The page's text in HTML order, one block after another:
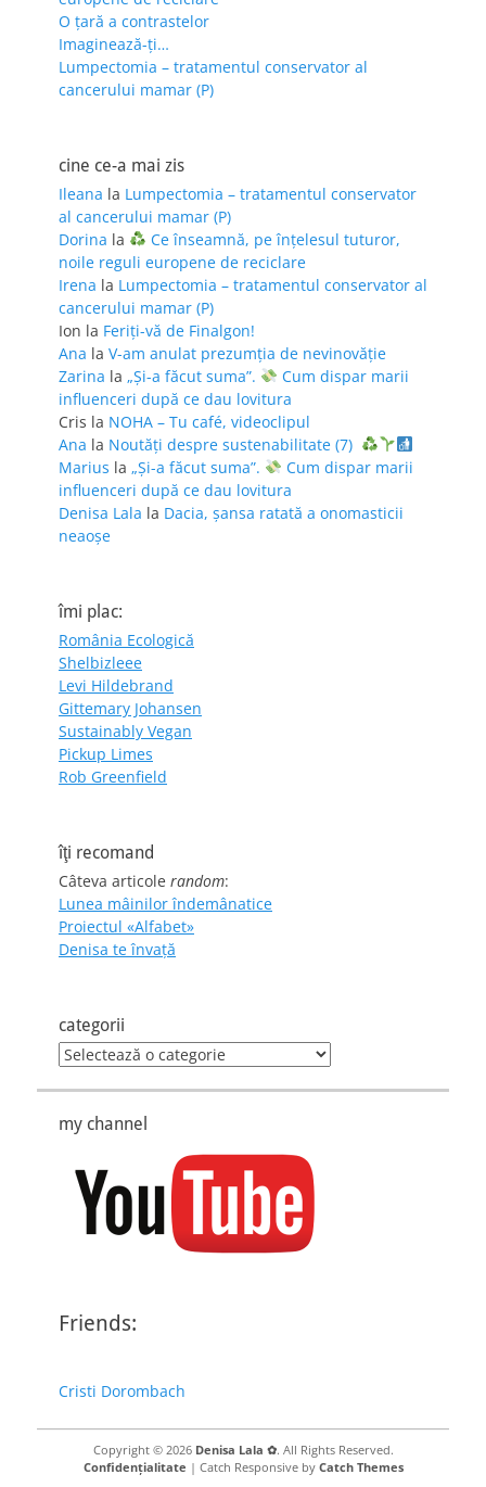
O țară a contrastelor
Imaginează-ți…
Lumpectomia – tratamentul conservator al
cancerului mamar (P)
cine ce-a mai zis
Ileana la Lumpectomia – tratamentul conservator
al cancerului mamar (P)
Dorina la
Ce înseamnă, pe înțelesul tuturor,
noile reguli europene de reciclare
Irena la Lumpectomia – tratamentul conservator al
cancerului mamar (P)
Ion la Feriţi-vă de Finalgon!
Ana la V-am anulat prezumția de nevinovăție
Zarina la „Și-a făcut suma”.
Cum dispar marii
influenceri după ce dau lovitura
Cris la NOHA – Tu café, videoclipul
Ana la Noutăți despre sustenabilitate (7)
Marius la „Și-a făcut suma”.
Cum dispar marii
influenceri după ce dau lovitura
Denisa Lala la Dacia, șansa ratată a onomasticii
neaoșe
îmi plac:
România Ecologică
Shelbizleee
Levi Hildebrand
Gittemary Johansen
Sustainably Vegan
Pickup Limes
Rob Greenfield
îţi recomand
Câteva articole random:
Lunea mâinilor îndemânatice
Proiectul «Alfabet»
Denisa te învaţă
categorii
categorii
my channel
Friends:
Cristi Dorombach
Copyright © 2026 Denisa Lala ✿. All Rights Reserved.
Confidențialitate | Catch Responsive by Catch Themes